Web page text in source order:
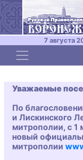
7 августа
Toggle
Уважаемые
По
и Лискинского
митрополии, с 1
новый
митрополии